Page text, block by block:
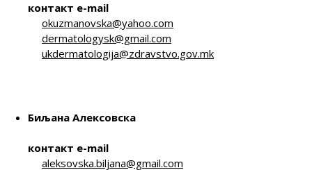
контакт e-mail
okuzmanovska@yahoo.com
dermatologysk@gmail.com
ukdermatologija@zdravstvo.gov.mk
Биљана Алексовска
контакт e-mail
aleksovska.biljana@gmail.com